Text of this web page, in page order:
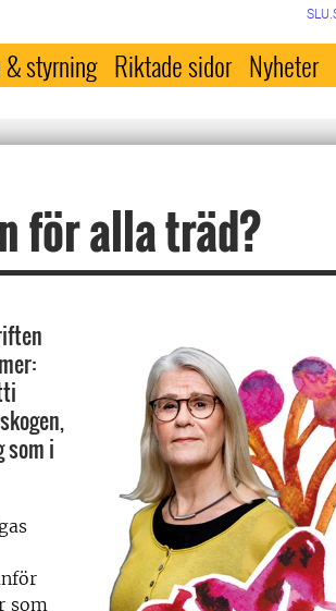
styrning Riktade sidor Nyheter
för alla träd?
som i
som